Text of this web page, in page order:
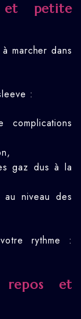
et petite
marcher dans
:
gaz dus à la
niveau des
rythme :
et